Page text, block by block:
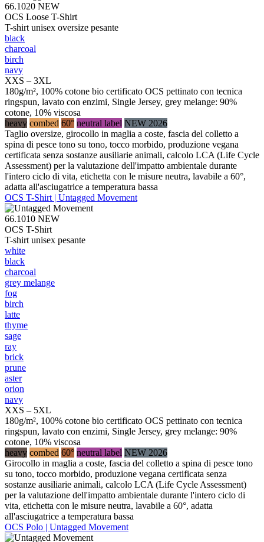
66.1020 NEW
OCS Loose T-Shirt
T-shirt unisex oversize pesante
black
charcoal
birch
navy
XXS – 3XL
180g/m², 100% cotone bio certificato OCS pettinato con tecnica
ringspun, lavato con enzimi, Single Jersey, grey melange: 90%
cotone, 10% viscosa
heavy combed 60° neutral label NEW 2026
Taglio oversize, girocollo in maglia a coste, fascia del colletto a
spina di pesce tono su tono, tocco morbido, produzione vegana
certificata senza sostanze ausiliarie animali, calcolo LCA (Life Cycle
Assessment) per la valutazione dell'impatto ambientale durante
l'intero ciclo di vita, etichetta con le misure neutra, lavabile a 60°,
adatta all'asciugatrice a temperatura bassa
OCS T-Shirt | Untagged Movement
66.1010 NEW
OCS T-Shirt
T-shirt unisex pesante
white
black
charcoal
grey melange
fog
birch
latte
thyme
sage
ray
brick
prune
aster
orion
navy
XXS – 5XL
180g/m², 100% cotone bio certificato OCS pettinato con tecnica
ringspun, lavato con enzimi, Single Jersey, grey melange: 90%
cotone, 10% viscosa
heavy combed 60° neutral label NEW 2026
Girocollo in maglia a coste, fascia del colletto a spina di pesce tono
su tono, tocco morbido, produzione vegana certificata senza
sostanze ausiliarie animali, calcolo LCA (Life Cycle Assessment)
per la valutazione dell'impatto ambientale durante l'intero ciclo di
vita, etichetta con le misure neutra, lavabile a 60°, adatta
all'asciugatrice a temperatura bassa
OCS Polo | Untagged Movement